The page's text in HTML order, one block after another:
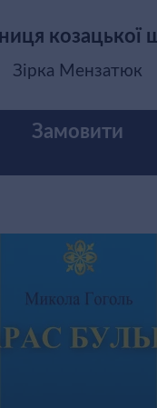
козацької
Зірка Мензатюк
Замовити